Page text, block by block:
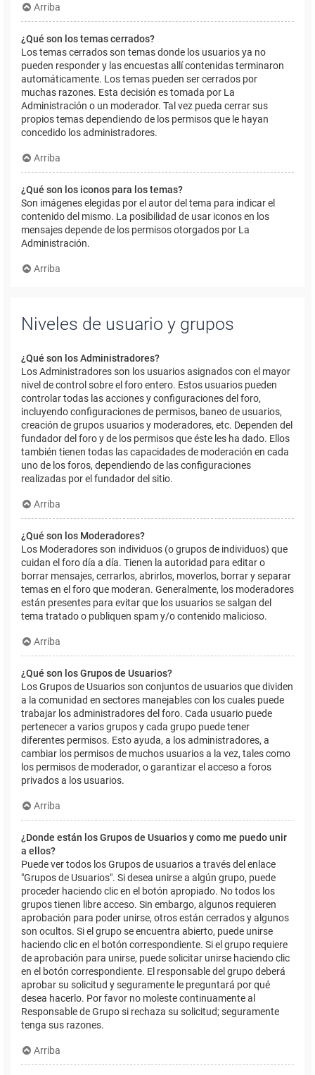
Arriba
¿Qué son los temas cerrados?
Los temas cerrados son temas donde los usuarios ya no
pueden responder y las encuestas allí contenidas terminaron
automáticamente. Los temas pueden ser cerrados por
muchas razones. Esta decisión es tomada por La
Administración o un moderador. Tal vez pueda cerrar sus
propios temas dependiendo de los permisos que le hayan
concedido los administradores.
Arriba
¿Qué son los iconos para los temas?
Son imágenes elegidas por el autor del tema para indicar el
contenido del mismo. La posibilidad de usar iconos en los
mensajes depende de los permisos otorgados por La
Administración.
Arriba
Niveles de usuario y grupos
¿Qué son los Administradores?
Los Administradores son los usuarios asignados con el mayor
nivel de control sobre el foro entero. Estos usuarios pueden
controlar todas las acciones y configuraciones del foro,
incluyendo configuraciones de permisos, baneo de usuarios,
creación de grupos usuarios y moderadores, etc. Dependen del
fundador del foro y de los permisos que éste les ha dado. Ellos
también tienen todas las capacidades de moderación en cada
uno de los foros, dependiendo de las configuraciones
realizadas por el fundador del sitio.
Arriba
¿Qué son los Moderadores?
Los Moderadores son individuos (o grupos de individuos) que
cuidan el foro día a día. Tienen la autoridad para editar o
borrar mensajes, cerrarlos, abrirlos, moverlos, borrar y separar
temas en el foro que moderan. Generalmente, los moderadores
están presentes para evitar que los usuarios se salgan del
tema tratado o publiquen spam y/o contenido malicioso.
Arriba
¿Qué son los Grupos de Usuarios?
Los Grupos de Usuarios son conjuntos de usuarios que dividen
a la comunidad en sectores manejables con los cuales puede
trabajar los administradores del foro. Cada usuario puede
pertenecer a varios grupos y cada grupo puede tener
diferentes permisos. Esto ayuda, a los administradores, a
cambiar los permisos de muchos usuarios a la vez, tales como
los permisos de moderador, o garantizar el acceso a foros
privados a los usuarios.
Arriba
¿Donde están los Grupos de Usuarios y como me puedo unir
a ellos?
Puede ver todos los Grupos de usuarios a través del enlace
"Grupos de Usuarios". Si desea unirse a algún grupo, puede
proceder haciendo clic en el botón apropiado. No todos los
grupos tienen libre acceso. Sin embargo, algunos requieren
aprobación para poder unirse, otros están cerrados y algunos
son ocultos. Si el grupo se encuentra abierto, puede unirse
haciendo clic en el botón correspondiente. Si el grupo requiere
de aprobación para unirse, puede solicitar unirse haciendo clic
en el botón correspondiente. El responsable del grupo deberá
aprobar su solicitud y seguramente le preguntará por qué
desea hacerlo. Por favor no moleste continuamente al
Responsable de Grupo si rechaza su solicitud; seguramente
tenga sus razones.
Arriba